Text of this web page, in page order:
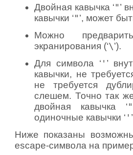
Двойная кавычка ‘"’
кавычки ‘"’, может
Можно
экранирования (‘\’).
Для символа ‘ ' ’
кавычки, не
не требуется
слешем. Точно так
двойная кавычка ‘"
одиночные кавычки ‘ '
Ниже показаны
escape-символа на